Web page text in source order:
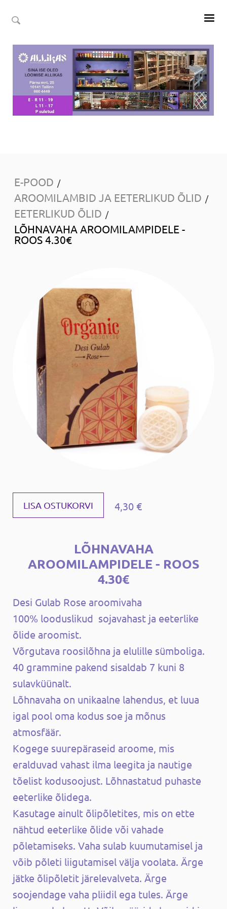
E-POOD /
AROOMILAMBID JA EETERLIKUD ÕLID /
EETERLIKUD ÕLID /
LÕHNAVAHA AROOMILAMPIDELE -
ROOS 4.30€
LISA OSTUKORVI 4,30 €
LÕHNAVAHA
AROOMILAMPIDELE - ROOS
4.30€
Desi Gulab Rose aroomivaha
100% looduslikud sojavahast ja eeterlike
õlide aroomist.
Võrgutava roosilõhna ja elulille sümboliga.
40 grammine pakend sisaldab 7 kuni 8
sulavküünalt.
Lõhnavaha on unikaalne lahendus, et luua
igal pool oma kodus soe ja mõnus
atmosfäär.
Kogege suurepäraseid aroome, mis
eralduvad vahast ilma leegita ja nautige
tõelist kodusoojust. Lõhnastatud puhaste
eeterlike õlidega.
Kasutage ainult õlipõletites, mis on ette
nähtud eeterlike õlide või vahade
põletamiseks. Vaha sulab kuumutamisel ja
võib põleti liigutamisel välja voolata. Ärge
jätke õlipõletit järelevalveta. Ärge
soojendage vaha pliidil ega tules. Ärge